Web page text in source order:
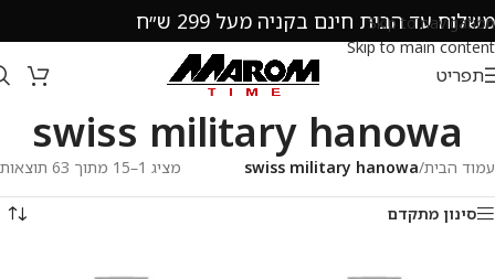
Skip to navigation
Skip to main content
משלוח עד הבית חינם בקניה מעל 299 ש״ח
תפריט
swiss military hanowa
עמוד הבית/
swiss military hanowa מציג 1–15 מתוך 63 תוצאות
סינון מתקדם